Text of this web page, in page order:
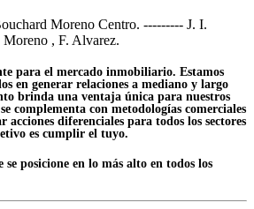
Moreno Centro. --------- J. I.
, F. Alvarez.
para el mercado inmobiliario. Estamos
en generar relaciones a mediano y largo
brinda una ventaja única para nuestros
complementa con metodologías comerciales
diferenciales para todos los sectores
es cumplir el tuyo.
se posicione en lo más alto en todos los